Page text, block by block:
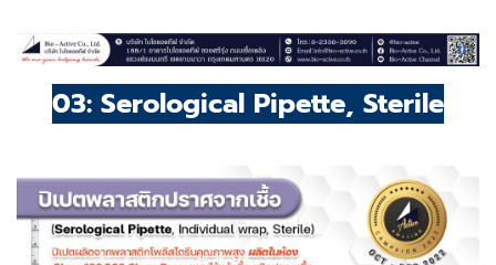
03: Serological Pipette, Sterile